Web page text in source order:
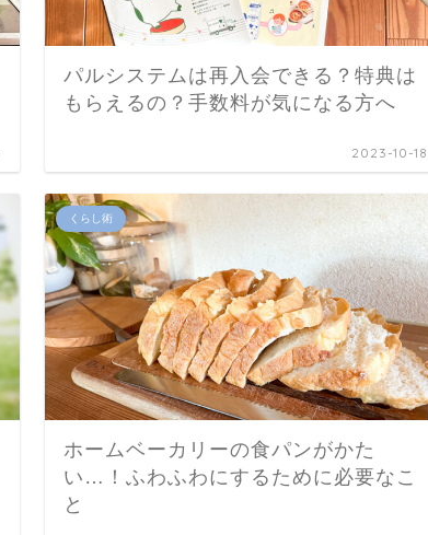
パルシステムは再入会できる？特典は
もらえるの？手数料が気になる方へ
2023-10-18
くらし術
ホームベーカリーの食パンがかた
い…！ふわふわにするために必要なこ
と